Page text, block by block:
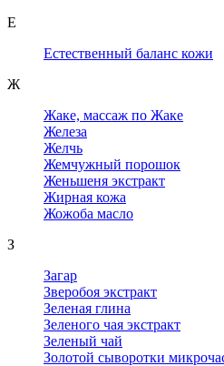
Е
Естественный баланс кожи
Ж
Жаке, массаж по Жаке
Железа
Желчь
Жемчужный порошок
Женьшеня экстракт
Жирная кожа
Жожоба масло
З
Загар
Зверобоя экстракт
Зеленая глина
Зеленого чая экстракт
Зеленый чай
Золотой сыворотки